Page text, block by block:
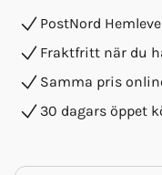
PostNord
Fraktfritt när du
Samma pris
30 dagars öppet